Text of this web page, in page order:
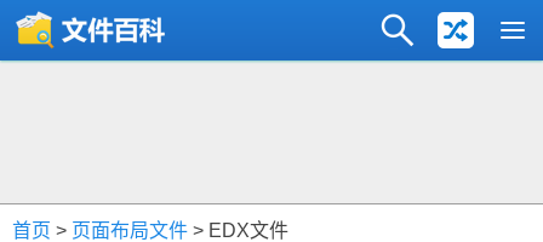
首页 > 页面布局文件 > EDX文件